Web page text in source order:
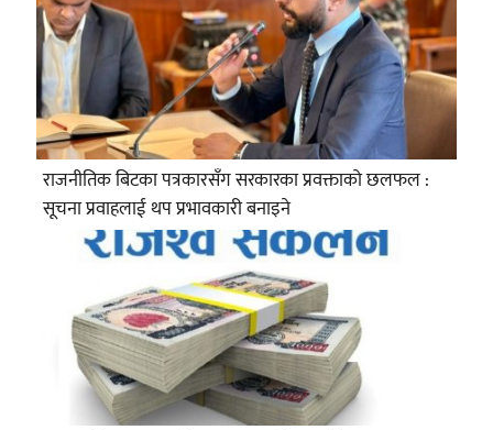
राजनीतिक बिटका पत्रकारसँग सरकारका प्रवक्ताको छलफल :
सूचना प्रवाहलाई थप प्रभावकारी बनाइने